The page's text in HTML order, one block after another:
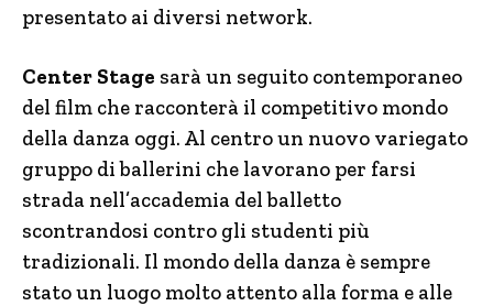
presentato ai diversi network.
Center Stage sarà un seguito contemporaneo
del film che racconterà il competitivo mondo
della danza oggi. Al centro un nuovo variegato
gruppo di ballerini che lavorano per farsi
strada nell’accademia del balletto
scontrandosi contro gli studenti più
tradizionali. Il mondo della danza è sempre
stato un luogo molto attento alla forma e alle